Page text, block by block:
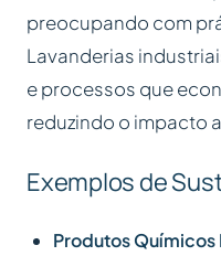
preocupando com
Lavanderias
e processos que
reduzindo o impacto
Exemplos de
Produtos